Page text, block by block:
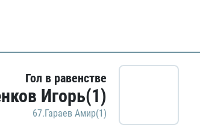
Гол в равенстве
Игорь(1)
67.Гараев Амир(1)